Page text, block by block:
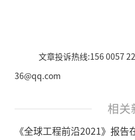
文章投诉热线:156 0057
36@qq.com
相关
《全球工程前沿2021》报告